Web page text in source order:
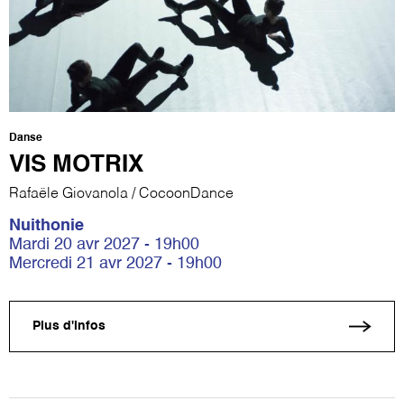
Danse
VIS MOTRIX
Rafaële Giovanola / CocoonDance
Nuithonie
Mardi 20 avr 2027 - 19h00
Mercredi 21 avr 2027 - 19h00
Plus d'infos